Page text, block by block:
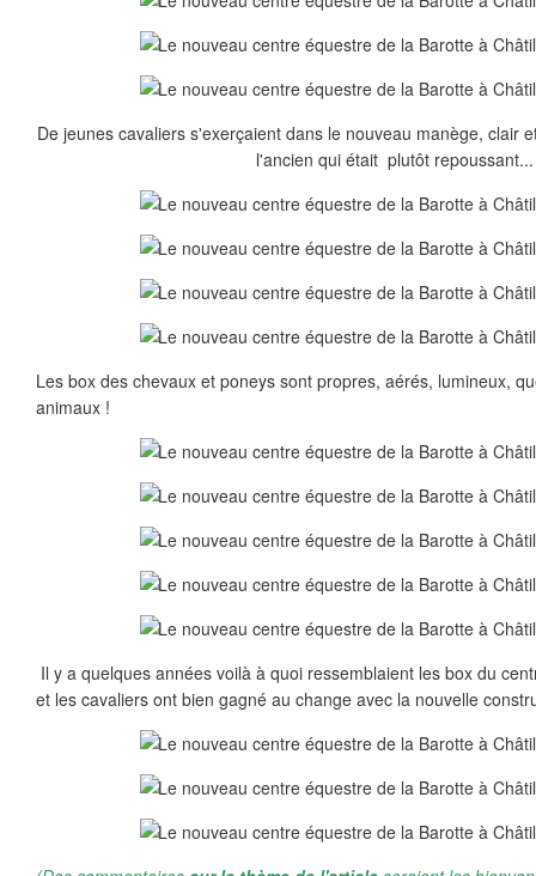
De jeunes cavaliers s'exerçaient dans le nouveau manège, clair
l'ancien qui était plutôt repoussant...
Les box des chevaux et poneys sont propres, aérés, lumineux,
animaux !
Il y a quelques années voilà à quoi ressemblaient les box du
et les cavaliers ont bien gagné au change avec la nouvelle